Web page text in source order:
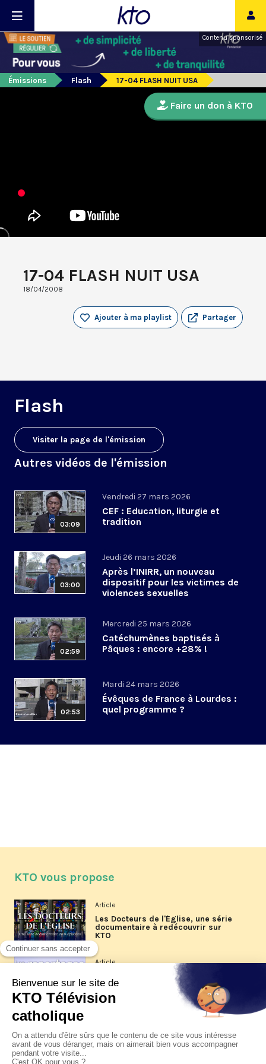
Contenu sponsorisé
Émissions Flash 17-04 FLASH NUIT USA
17-04 FLASH NUIT USA
18/04/2008
Partager
Ajouter à ma playlist
Flash
Visiter la page de l'émission
Autres vidéos de l'émission
03:09
Vendredi 27 mars 2026
CEF : Education, liturgie et
tradition
03:00
Jeudi 26 mars 2026
Après l’INIRR, un nouveau
dispositif pour les victimes de
violences sexuelles
02:59
Mercredi 25 mars 2026
Catéchumènes baptisés à
Pâques : encore +28% !
02:53
Mardi 24 mars 2026
Évêques de France à Lourdes :
quel programme ?
Faire un don à KTO
KTO vous propose
Article
Les Docteurs de l'Église, une série
documentaire à redécouvrir sur
KTO
Article
Les reportages d'été 2026 de KTO
La visite pastorale du pape Léon
XIV à Assise à suivre sur KTO le
jeudi 6 août